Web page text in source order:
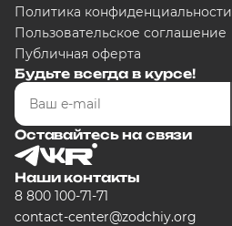
Политика конфиденциальности
Пользовательское соглашение
Публичная оферта
Будьте всегда в курсе!
Оставайтесь на связи
Наши контакты
8 800 100-71-71
contact-center@zodchiy.org